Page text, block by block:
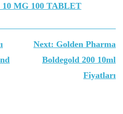
MG 100 TABLET
Next: Golden Pharma
Boldegold 200 10ml
Fiyatları